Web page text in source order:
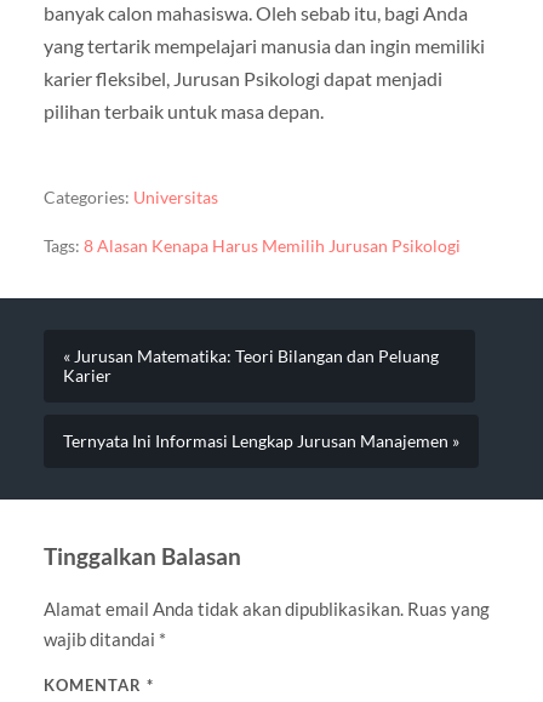
banyak calon mahasiswa. Oleh sebab itu, bagi Anda
yang tertarik mempelajari manusia dan ingin memiliki
karier fleksibel, Jurusan Psikologi dapat menjadi
pilihan terbaik untuk masa depan.
Categories: Universitas
Tags: 8 Alasan Kenapa Harus Memilih Jurusan Psikologi
« Jurusan Matematika: Teori Bilangan dan Peluang
Karier
Ternyata Ini Informasi Lengkap Jurusan Manajemen »
Tinggalkan Balasan
Alamat email Anda tidak akan dipublikasikan. Ruas yang
wajib ditandai *
KOMENTAR *